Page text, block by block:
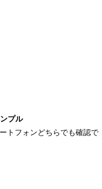
プル
トフォンどちらでも確認で